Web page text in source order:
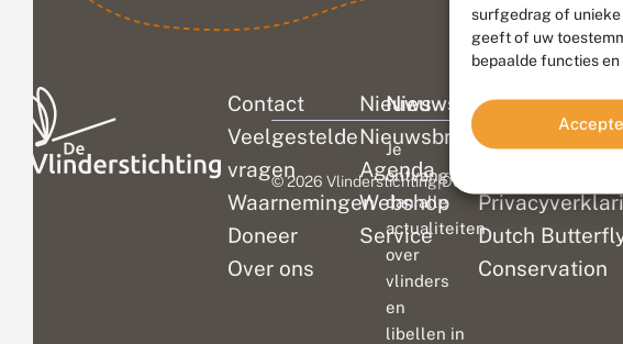
surfgedrag of unieke
geeft of uw
bepaalde functies
Contact
Veelgestelde
vragen
Waarnemingen
Doneer
Over ons
Nieuws
Nieuwsbrief
Agenda
Webshop
Service
Colofon
Disclaimer
Dutch
Conservation
Nieuwsbrief
Je
ontvangt
dan alle
actualiteiten
over
vlinders
en
libellen in
© 2026 Vlinderstichting|Duurzaam ontwikkeld